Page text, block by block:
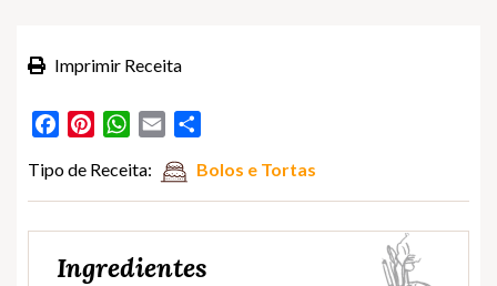
Imprimir Receita
FacebookPinterestWhatsApp
Email
Tipo de Receita: Bolos e Tortas
Ingredientes